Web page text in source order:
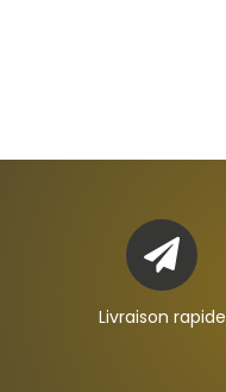

Livraison rapide